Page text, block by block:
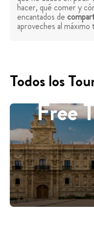
hacer, qué comer y
encantados de
aproveches al máximo
Todos los
Free